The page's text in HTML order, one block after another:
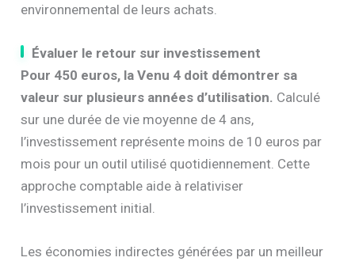
environnemental de leurs achats.
Évaluer le retour sur investissement
Pour 450 euros, la Venu 4 doit démontrer sa
valeur sur plusieurs années d’utilisation. Calculé
sur une durée de vie moyenne de 4 ans,
l’investissement représente moins de 10 euros par
mois pour un outil utilisé quotidiennement. Cette
approche comptable aide à relativiser
l’investissement initial.
Les économies indirectes générées par un meilleur